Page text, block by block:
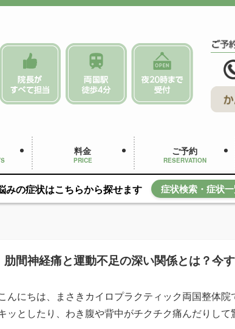
料金
PRICE
ご予約
RESERVATION
みの症状はこちらから探せます 症状検索・症状
肋間神経痛と運動不足の深い関係とは？今
んにちは、まさきカイロプラクティック両国整体
ッとしたり、わき腹や背中がチクチク痛んだりして